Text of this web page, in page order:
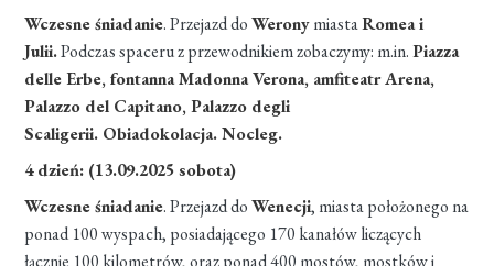
Wczesne śniadanie. Przejazd doWeronymiastaRomea i
Julii.Podczas spaceru z przewodnikiem zobaczymy: m.in.Piazza
delle Erbe, fontanna Madonna Verona, amfiteatr Arena,
Palazzo del Capitano, Palazzo degli
Scaligerii. Obiadokolacja. Nocleg.
4 dzień: (13.09.2025 sobota)
Wczesne śniadanie. Przejazd doWenecji, miasta położonego na
ponad 100 wyspach, posiadającego 170 kanałów liczących
łącznie 100 kilometrów, oraz ponad 400 mostów, mostków i